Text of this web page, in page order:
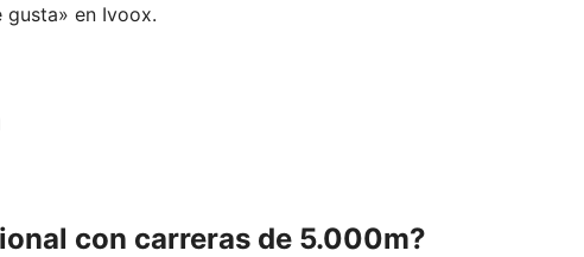
gusta» en Ivoox.
con carreras de 5.000m?